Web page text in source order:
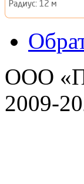
ООО
2009-